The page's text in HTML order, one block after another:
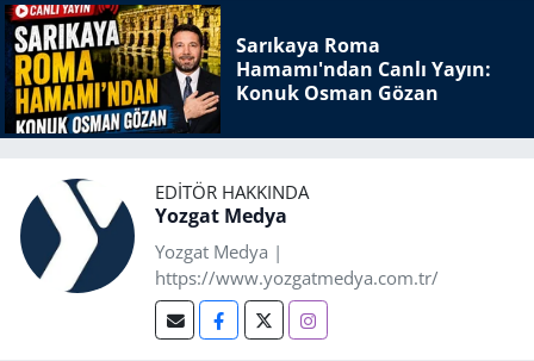
Sarıkaya Roma
Hamamı'ndan Canlı Yayın:
Konuk Osman Gözan
EDITÖR HAKKINDA
Yozgat Medya
Yozgat Medya |
https://www.yozgatmedya.com.tr/